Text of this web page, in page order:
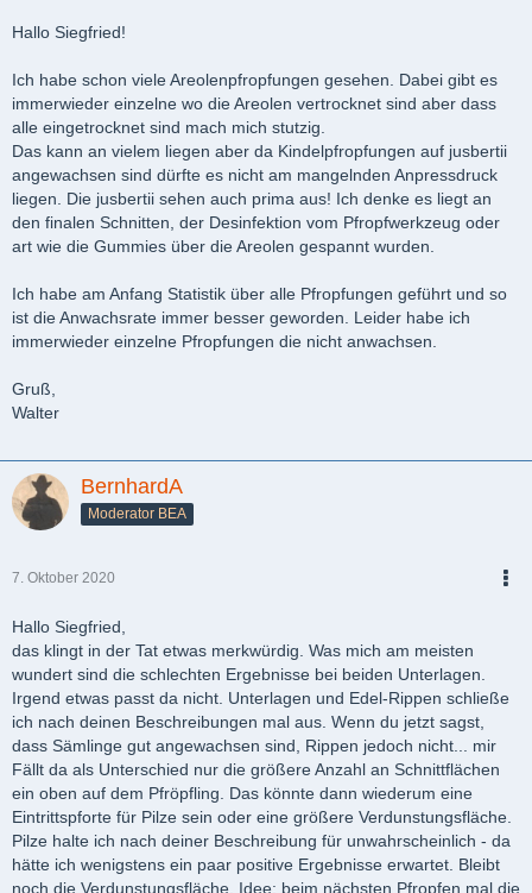
Hallo Siegfried!
Ich habe schon viele Areolenpfropfungen gesehen. Dabei gibt es
immerwieder einzelne wo die Areolen vertrocknet sind aber dass
alle eingetrocknet sind mach mich stutzig.
Das kann an vielem liegen aber da Kindelpfropfungen auf jusbertii
angewachsen sind dürfte es nicht am mangelnden Anpressdruck
liegen. Die jusbertii sehen auch prima aus! Ich denke es liegt an
den finalen Schnitten, der Desinfektion vom Pfropfwerkzeug oder
art wie die Gummies über die Areolen gespannt wurden.
Ich habe am Anfang Statistik über alle Pfropfungen geführt und so
ist die Anwachsrate immer besser geworden. Leider habe ich
immerwieder einzelne Pfropfungen die nicht anwachsen.
Gruß,
Walter
BernhardA
Moderator BEA
7. Oktober 2020
Hallo Siegfried,
das klingt in der Tat etwas merkwürdig. Was mich am meisten
wundert sind die schlechten Ergebnisse bei beiden Unterlagen.
Irgend etwas passt da nicht. Unterlagen und Edel-Rippen schließe
ich nach deinen Beschreibungen mal aus. Wenn du jetzt sagst,
dass Sämlinge gut angewachsen sind, Rippen jedoch nicht... mir
Fällt da als Unterschied nur die größere Anzahl an Schnittflächen
ein oben auf dem Pfröpfling. Das könnte dann wiederum eine
Eintrittspforte für Pilze sein oder eine größere Verdunstungsfläche.
Pilze halte ich nach deiner Beschreibung für unwahrscheinlich - da
hätte ich wenigstens ein paar positive Ergebnisse erwartet. Bleibt
noch die Verdunstungsfläche. Idee: beim nächsten Pfropfen mal die